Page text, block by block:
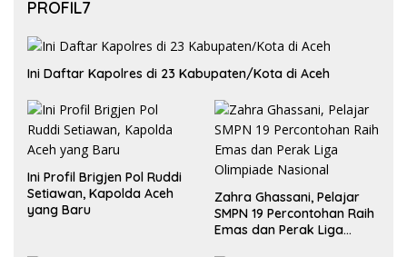
PROFIL7
Ini Daftar Kapolres di 23 Kabupaten/Kota di Aceh
Ini Profil Brigjen Pol Ruddi
Setiawan, Kapolda Aceh
yang Baru
Zahra Ghassani, Pelajar
SMPN 19 Percontohan Raih
Emas dan Perak Liga